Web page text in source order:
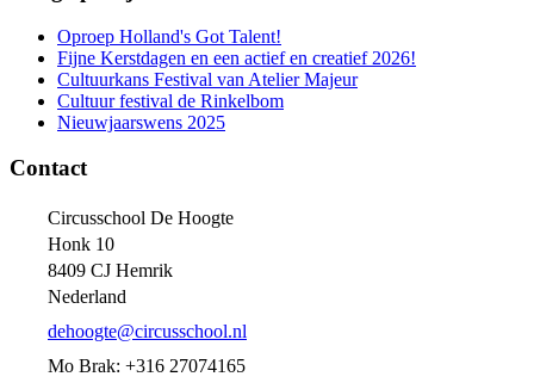
Oproep Holland's Got Talent!
Fijne Kerstdagen en een actief en creatief 2026!
Cultuurkans Festival van Atelier Majeur
Cultuur festival de Rinkelbom
Nieuwjaarswens 2025
Contact
Circusschool De Hoogte
Honk 10
8409 CJ Hemrik
Nederland
dehoogte@circusschool.nl
Mo Brak: +316 27074165